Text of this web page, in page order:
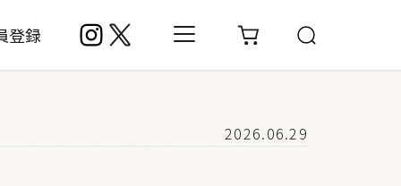
登録
2026.06.29